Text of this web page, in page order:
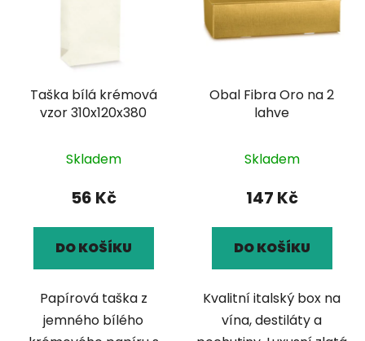
Taška bílá krémová
vzor 310x120x380
Skladem
56 Kč
DO KOŠÍKU
Papírová taška z
jemného bílého
Obal Fibra Oro na 2
lahve
Skladem
147 Kč
DO KOŠÍKU
Kvalitní italský box na
vína, destiláty a